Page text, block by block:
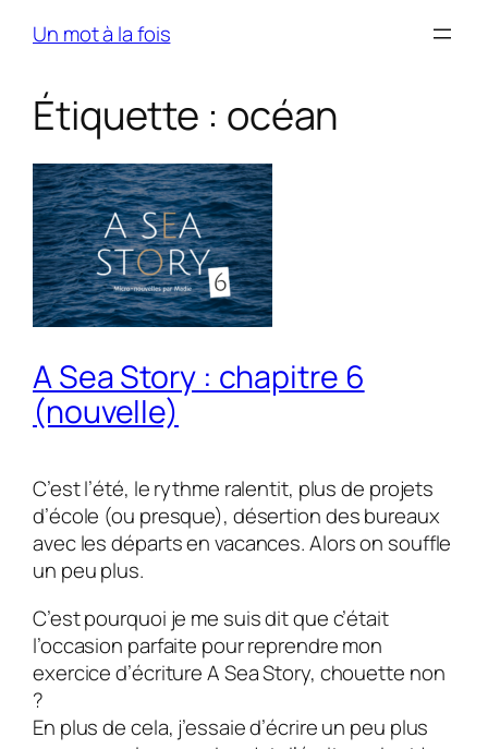
Un mot à la fois
Étiquette : océan
A Sea Story : chapitre 6
(nouvelle)
C’est l’été, le rythme ralentit, plus de projets
d’école (ou presque), désertion des bureaux
avec les départs en vacances. Alors on souffle
un peu plus.
C’est pourquoi je me suis dit que c’était
l’occasion parfaite pour reprendre mon
exercice d’écriture A Sea Story, chouette non
?
En plus de cela, j’essaie d’écrire un peu plus